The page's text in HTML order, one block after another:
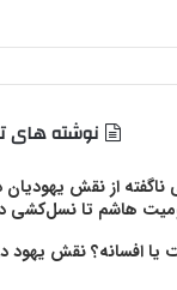
نوشته های
ناگفته از نقش یهودیان
هاشم تا نسل‌کشی در
یا افسانه؟‌ نقش یهود